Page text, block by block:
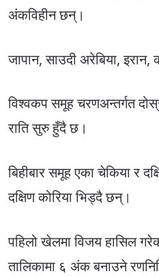
अंकविहीन छन्।
जापान, साउदी अरेबिया,
विश्वकप समूह चरणअन्तर्गत
राति सुरु हुँदै छ।
बिहीबार समूह एका चेकिया र
दक्षिण कोरिया भिड्दै छन्।
पहिलो खेलमा विजय हासिल
तालिकामा ६ अंक बनाउने